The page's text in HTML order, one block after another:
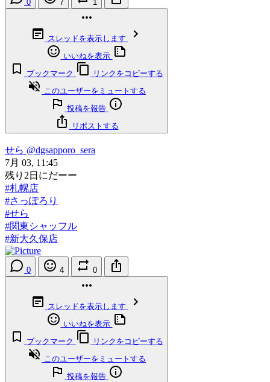
0 7 1
スレッドを表示します
いいねを表示
ブックマーク
リンクをコピーする
このユーザーをミュートする
投稿を報告
リポストする
せら @dgsapporo_sera
7月 03, 11:45
残り2日にだーー
#札幌店
#さっぽろり
#せら
#関東シャッフル
#新大久保店
0 4 0
スレッドを表示します
いいねを表示
ブックマーク
リンクをコピーする
このユーザーをミュートする
投稿を報告